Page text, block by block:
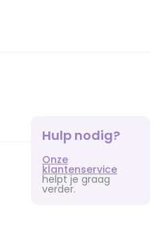
Hulp nodig?
Onze
klantenservice
helpt je graag
verder.